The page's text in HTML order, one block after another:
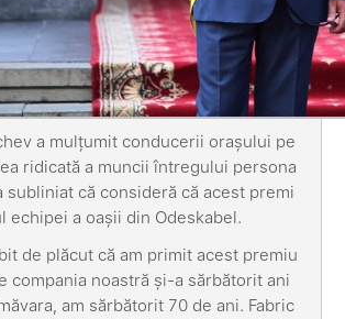
a mulțumit conducerii orașului pe
ridicată a muncii întregului persona
subliniat că consideră că acest premi
echipei a oașii din Odeskabel.
de plăcut că am primit acest premiu
compania noastră și-a sărbătorit ani
am sărbătorit 70 de ani. Fabric